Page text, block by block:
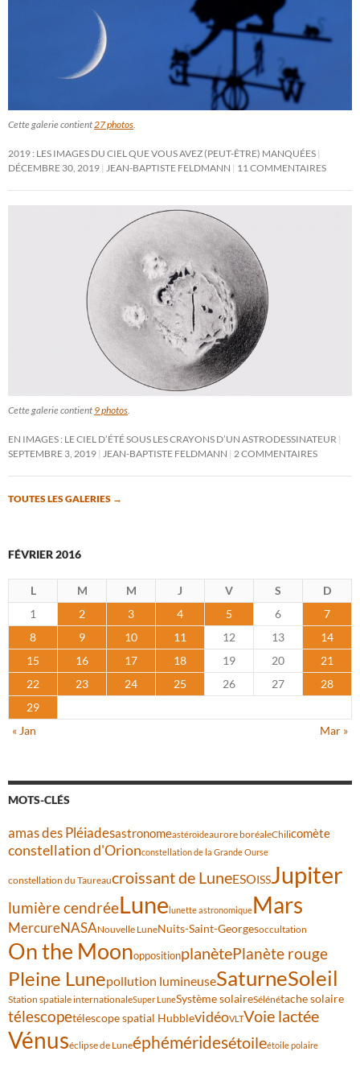
Cette galerie contient 27 photos
2019 : LES IMAGES DU CIEL QUE VOUS AVEZ (PEUT-ÊTRE) MANQUÉES
DÉCEMBRE 30, 2019
JEAN-BAPTISTE FELDMANN 11 COMMENTAIRES
Cette galerie contient 9 photos
EN IMAGES : LE CIEL D’ÉTÉ SOUS LES CRAYONS D’UN ASTRODESSINATEUR
SEPTEMBRE 3, 2019
JEAN-BAPTISTE FELDMANN 2 COMMENTAIRES
TOUTES LES GALERIES →
FÉVRIER 2016
L M M J V S
D
1
2 3 4 5 6
7
8
9 10 11 12 13
14
15
16 17 18 19 20
21
22
23 24 25 26 27
28
29
« Jan
Mar »
MOTS-CLÉS
amas des Pléiadesastronomeastéroïdeaurore boréaleChilicomète
constellation d'Orionconstellation de la Grande Ourse
constellation du Taureaucroissant de LuneESOISSJupiter
lumière cendréeLunelunette astronomiqueMars
MercureNASANouvelle LuneNuits-Saint-Georgesoccultation
On the MoonoppositionplanètePlanète rouge
Pleine Lunepollution lumineuseSaturneSoleil
Station spatiale internationaleSuper LuneSystème solaireSélénétache solaire
télescopetélescope spatial HubblevidéoVLTVoie lactée
Vénuséclipse de Luneéphéméridesétoileétoile polaire